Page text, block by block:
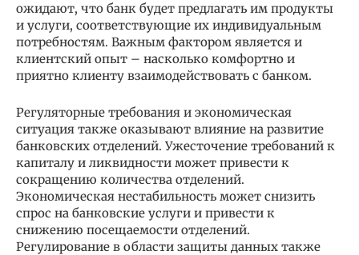
ожидают, что банк будет предлагать им продукты
и услуги, соответствующие их индивидуальным
потребностям. Важным фактором является и
клиентский опыт – насколько комфортно и
приятно клиенту взаимодействовать с банком.
Регуляторные требования и экономическая
ситуация также оказывают влияние на развитие
банковских отделений. Ужесточение требований к
капиталу и ликвидности может привести к
сокращению количества отделений.
Экономическая нестабильность может снизить
спрос на банковские услуги и привести к
снижению посещаемости отделений.
Регулирование в области защиты данных также